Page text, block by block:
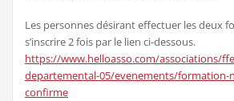
Les personnes désirant effectuer les deux
s’inscrire 2 fois par le lien ci-dessous.
https://www.helloasso.com/associations/
departemental-05/evenements/formation-
confirme